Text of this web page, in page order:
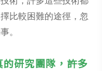
比較困難的途徑，忽
。
研究團隊，許多